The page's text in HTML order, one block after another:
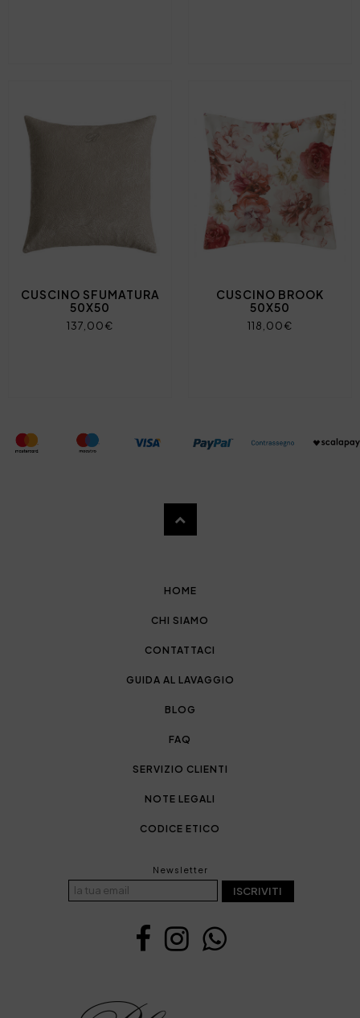
CUSCINO SFUMATURA
50X50
137,00€
CUSCINO BROOK
50X50
118,00€
HOME
CHI SIAMO
CONTATTACI
GUIDA AL LAVAGGIO
BLOG
FAQ
SERVIZIO CLIENTI
NOTE LEGALI
CODICE ETICO
Newsletter
ISCRIVITI